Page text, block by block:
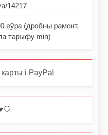
14217
еўра (дробны рамонт,
тарыфу min)
і PayPal